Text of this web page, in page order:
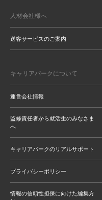
人材会社様へ
送客サービスのご案内
キャリアパークについて
運営会社情報
監修責任者から就活生のみなさま
へ
キャリアパークのリアルサポート
プライバシーポリシー
情報の信頼性担保に向けた編集方